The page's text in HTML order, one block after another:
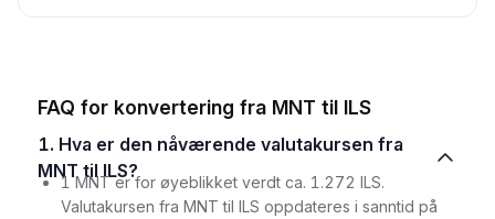
FAQ for konvertering fra MNT til ILS
1. Hva er den nåværende valutakursen fra
MNT til ILS?
1 MNT er for øyeblikket verdt ca. 1.272 ILS.
Valutakursen fra MNT til ILS oppdateres i sanntid på